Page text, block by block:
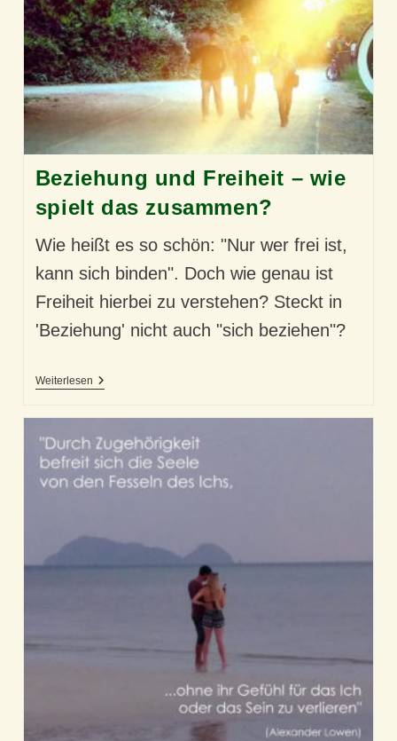
Beziehung und Freiheit – wie
spielt das zusammen?
Wie heißt es so schön: "Nur wer frei ist,
kann sich binden". Doch wie genau ist
Freiheit hierbei zu verstehen? Steckt in
'Beziehung' nicht auch "sich beziehen"?
WeiterlesenBeziehung
Wie
Spielt
Das
Zusammen?